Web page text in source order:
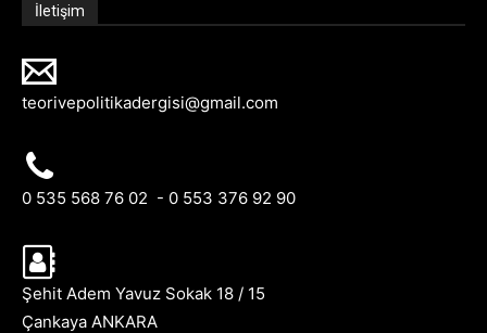
İletişim
teorivepolitikadergisi@gmail.com
0 535 568 76 02 - 0 553 376 92 90
Şehit Adem Yavuz Sokak 18 / 15
Çankaya ANKARA